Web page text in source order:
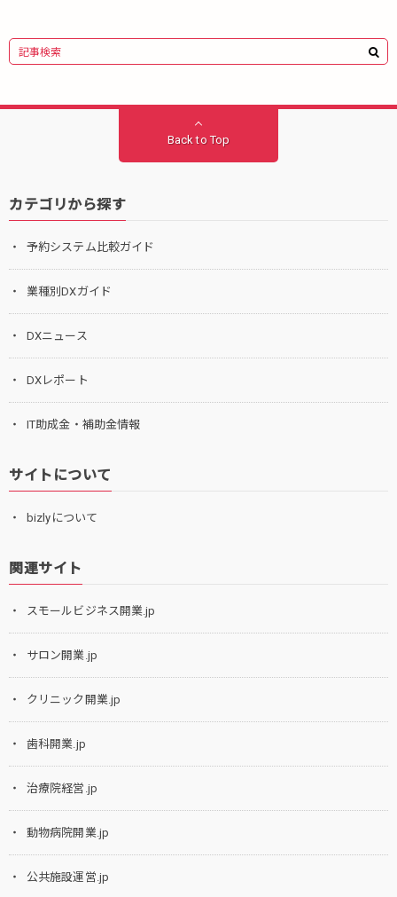
Back to Top
カテゴリから探す
予約システム比較ガイド
業種別DXガイド
DXニュース
DXレポート
IT助成金・補助金情報
サイトについて
bizlyについて
関連サイト
スモールビジネス開業.jp
サロン開業.jp
クリニック開業.jp
歯科開業.jp
治療院経営.jp
動物病院開業.jp
公共施設運営.jp